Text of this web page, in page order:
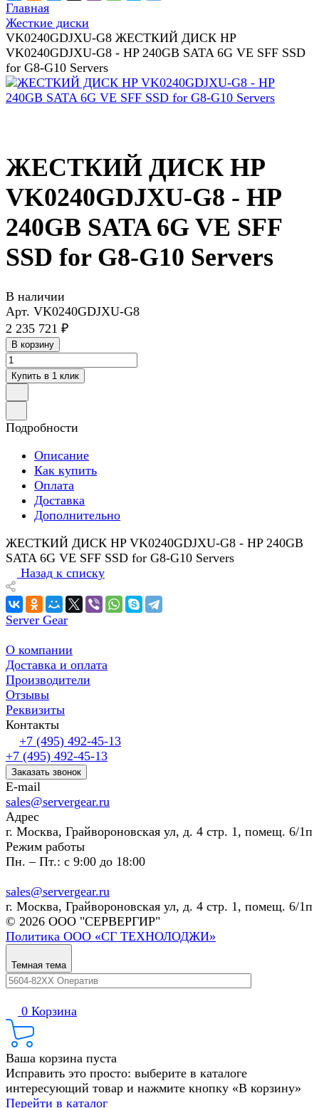
Главная
Жесткие диски
VK0240GDJXU-G8 ЖЕСТКИЙ ДИСК HP
VK0240GDJXU-G8 - HP 240GB SATA 6G VE SFF SSD
for G8-G10 Servers
ЖЕСТКИЙ ДИСК HP
VK0240GDJXU-G8 - HP
240GB SATA 6G VE SFF
SSD for G8-G10 Servers
В наличии
Арт. VK0240GDJXU-G8
2 235 721 ₽
В корзину
Купить в 1 клик
Подробности
Описание
Как купить
Оплата
Доставка
Дополнительно
ЖЕСТКИЙ ДИСК HP VK0240GDJXU-G8 - HP 240GB
SATA 6G VE SFF SSD for G8-G10 Servers
Назад к списку
Server Gear
О компании
Доставка и оплата
Производители
Отзывы
Реквизиты
Контакты
+7 (495) 492-45-13
+7 (495) 492-45-13
Заказать звонок
E-mail
sales@servergear.ru
Адрес
г. Москва, Грайвороновская ул, д. 4 стр. 1, помещ. 6/1п
Режим работы
Пн. – Пт.: с 9:00 до 18:00
sales@servergear.ru
г. Москва, Грайвороновская ул, д. 4 стр. 1, помещ. 6/1п
© 2026 ООО "СЕРВЕРГИР"
Политика ООО «СГ ТЕХНОЛОДЖИ»
Темная тема
0 Корзина
Ваша корзина пуста
Исправить это просто: выберите в каталоге
интересующий товар и нажмите кнопку «В корзину»
Перейти в каталог